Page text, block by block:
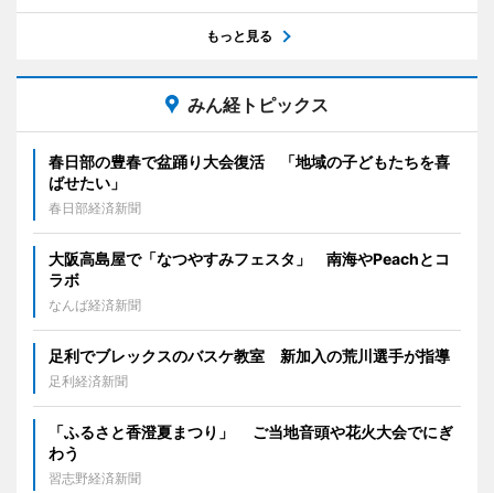
もっと見る
みん経トピックス
春日部の豊春で盆踊り大会復活 「地域の子どもたちを喜
ばせたい」
春日部経済新聞
大阪高島屋で「なつやすみフェスタ」 南海やPeachとコ
ラボ
なんば経済新聞
足利でブレックスのバスケ教室 新加入の荒川選手が指導
足利経済新聞
「ふるさと香澄夏まつり」 ご当地音頭や花火大会でにぎ
わう
習志野経済新聞